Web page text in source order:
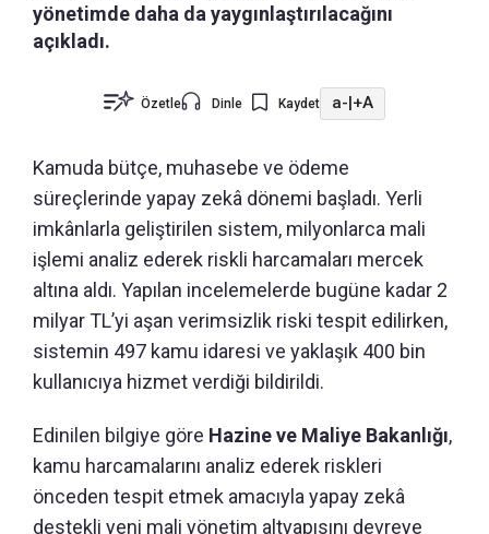
yönetimde daha da yaygınlaştırılacağını
açıkladı.
Özetle Dinle Kaydet a-|+A
Kamuda bütçe, muhasebe ve ödeme
süreçlerinde yapay zekâ dönemi başladı. Yerli
imkânlarla geliştirilen sistem, milyonlarca mali
işlemi analiz ederek riskli harcamaları mercek
altına aldı. Yapılan incelemelerde bugüne kadar 2
milyar TL’yi aşan verimsizlik riski tespit edilirken,
sistemin 497 kamu idaresi ve yaklaşık 400 bin
kullanıcıya hizmet verdiği bildirildi.
Edinilen bilgiye göre Hazine ve Maliye Bakanlığı,
kamu harcamalarını analiz ederek riskleri
önceden tespit etmek amacıyla yapay zekâ
destekli yeni mali yönetim altyapısını devreye